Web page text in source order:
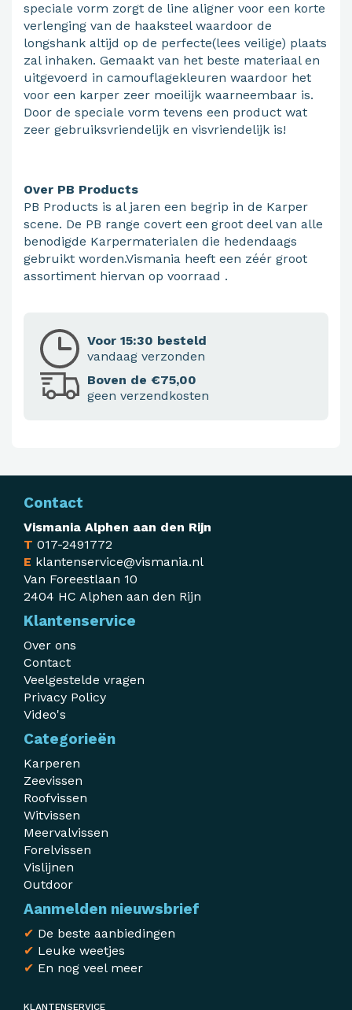
speciale vorm zorgt de line aligner voor een korte
verlenging van de haaksteel waardoor de
longshank altijd op de perfecte(lees veilige) plaats
zal inhaken. Gemaakt van het beste materiaal en
uitgevoerd in camouflagekleuren waardoor het
voor een karper zeer moeilijk waarneembaar is.
Door de speciale vorm tevens een product wat
zeer gebruiksvriendelijk en visvriendelijk is!
Over PB Products
PB Products is al jaren een begrip in de Karper
scene. De PB range covert een groot deel van alle
benodigde Karpermaterialen die hedendaags
gebruikt worden.Vismania heeft een zéér groot
assortiment hiervan op voorraad .
Voor 15:30 besteld
vandaag verzonden
Boven de €75,00
geen verzendkosten
Contact
Vismania Alphen aan den Rijn
T 017-2491772
E klantenservice@vismania.nl
Van Foreestlaan 10
2404 HC Alphen aan den Rijn
Klantenservice
Over ons
Contact
Veelgestelde vragen
Privacy Policy
Video's
Categorieën
Karperen
Zeevissen
Roofvissen
Witvissen
Meervalvissen
Forelvissen
Vislijnen
Outdoor
Aanmelden nieuwsbrief
✔ De beste aanbiedingen
✔ Leuke weetjes
✔ En nog veel meer
KLANTENSERVICE